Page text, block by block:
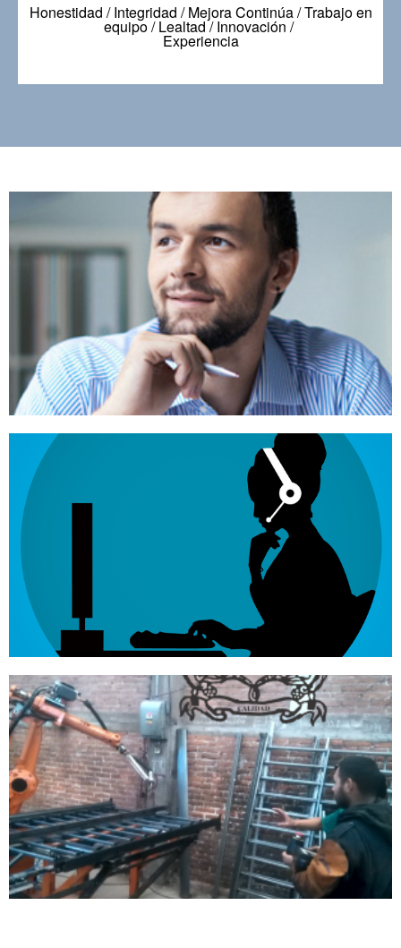
Honestidad / Integridad / Mejora Continúa / Trabajo en
equipo / Lealtad / Innovación /
Experiencia
Director General
Siempre dispuesto a dar una solución a sus
requerimientos con muebles funcionales y creativos.
Mi nombre es Angélica y mi objetivo es ofrecerte
opciones y soluciones, siempre con un trato
Talleres y Maquinados
Nos esforzamos en mantener una producción de
calidad total en todos los productos que fabricamos.